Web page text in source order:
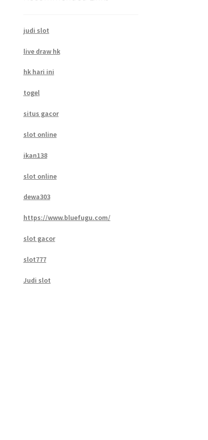
judi slot
live draw hk
hk hari ini
togel
situs gacor
slot online
ikan138
slot online
dewa303
https://www.bluefugu.com/
slot gacor
slot777
Judi slot